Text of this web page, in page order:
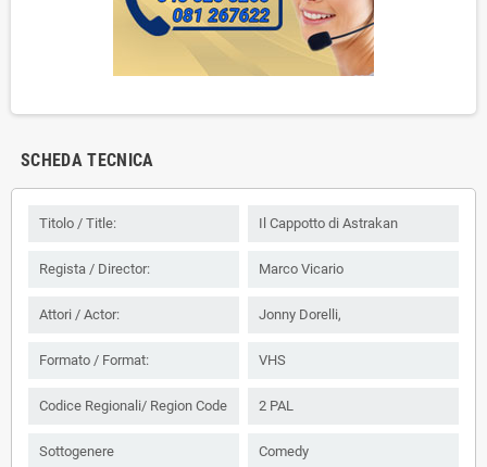
SCHEDA TECNICA
Titolo / Title: Il Cappotto di Astrakan
Regista / Director: Marco Vicario
Attori / Actor: Jonny Dorelli,
Formato / Format: VHS
Codice Regionali/ Region Code 2 PAL
Sottogenere Comedy